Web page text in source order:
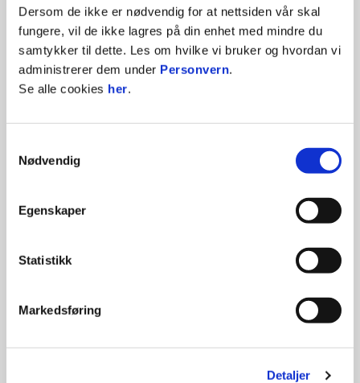
Dersom de ikke er nødvendig for at nettsiden vår skal
fungere, vil de ikke lagres på din enhet med mindre du
samtykker til dette. Les om hvilke vi bruker og hvordan vi
administrerer dem under Personvern.
Se alle cookies her.
Nødvendig
Egenskaper
Statistikk
Markedsføring
Detaljer
SE ALLE VÅRE
SAMARBEIDSPARTNERE HER